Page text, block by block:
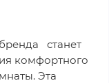
станет
комфортного
Эта